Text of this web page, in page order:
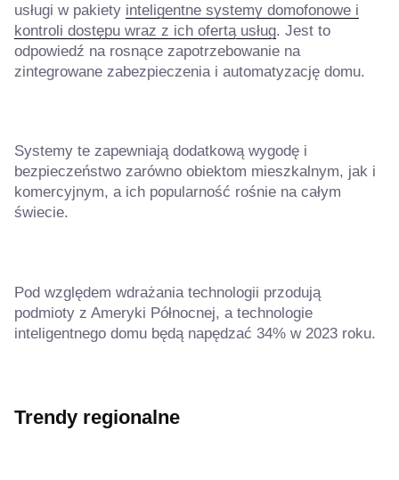
usługi w pakiety inteligentne systemy domofonowe i
kontroli dostępu wraz z ich ofertą usług. Jest to
odpowiedź na rosnące zapotrzebowanie na
zintegrowane zabezpieczenia i automatyzację domu.
Systemy te zapewniają dodatkową wygodę i
bezpieczeństwo zarówno obiektom mieszkalnym, jak i
komercyjnym, a ich popularność rośnie na całym
świecie.
Pod względem wdrażania technologii przodują
podmioty z Ameryki Północnej, a technologie
inteligentnego domu będą napędzać 34% w 2023 roku.
Trendy regionalne